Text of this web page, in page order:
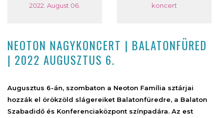
2022. August 06. koncert
NEOTON NAGYKONCERT | BALATONFÜRED
| 2022 AUGUSZTUS 6.
Augusztus 6-án, szombaton a Neoton Família sztárjai
hozzák el örökzöld slágereiket Balatonfüredre, a Balaton
Szabadidő és Konferenciaközpont színpadára. Az est